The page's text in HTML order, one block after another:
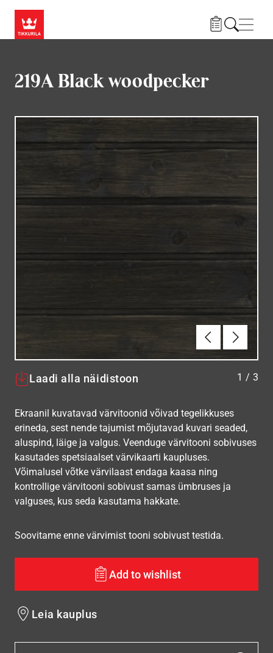
219A Black woodpecker
Eelmine
Laadi alla näidistoon 1 / 3
Ekraanil kuvatavad värvitoonid võivad tegelikkuses
erineda, sest nende tajumist mõjutavad kuvari seaded,
aluspind, läige ja valgus. Veenduge värvitooni sobivuses
kasutades spetsiaalset värvikaarti kaupluses.
Võimalusel võtke värvilaast endaga kaasa ning
kontrollige värvitooni sobivust samas ümbruses ja
valguses, kus seda kasutama hakkate.
Soovitame enne värvimist tooni sobivust testida.
Add to wishlist
Leia kauplus